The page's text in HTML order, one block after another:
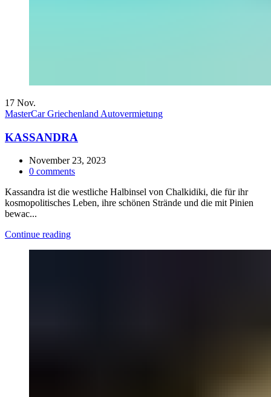
17 Nov.
MasterCar Griechenland Autovermietung
KASSANDRA
November 23, 2023
0 comments
Kassandra ist die westliche Halbinsel von Chalkidiki, die für ihr
kosmopolitisches Leben, ihre schönen Strände und die mit Pinien
bewac...
Continue reading